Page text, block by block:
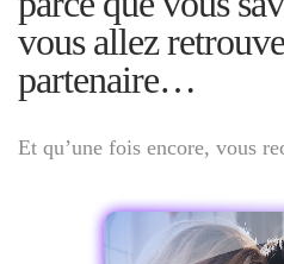
vous allez
partenaire…
Et qu’une fois encore, vous